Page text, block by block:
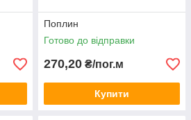
Поплин
Готово до відправки
270,20 ₴/пог.м
Купити